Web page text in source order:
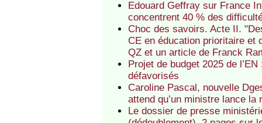
Edouard Geffray sur France
concentrent 40 % des
Choc des savoirs. Acte II.
CE en éducation prioritaire et
QZ et un article de Franck
Projet de budget 2025 de
défavorisés
Caroline Pascal, nouvelle
attend qu’un ministre lance la
Le dossier de presse